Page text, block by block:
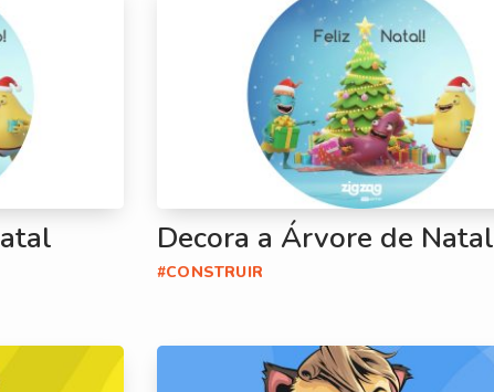
Decora a Árvore de Natal
#CONSTRUIR